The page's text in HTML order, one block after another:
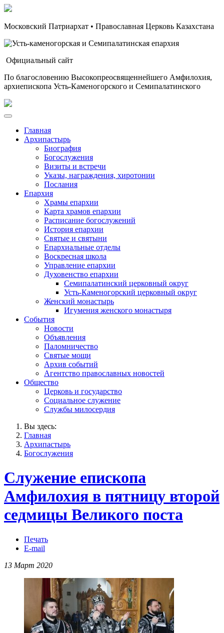
Московский Патриархат • Православная Церковь Казахстана
Официальный сайт
По благословению Высокопреосвященнейшего Амфилохия,
архиепископа Усть-Каменогорского и Семипалатинского
Главная
Архипастырь
Биография
Богослужения
Визиты и встречи
Указы, награждения, хиротонии
Послания
Епархия
Храмы епархии
Карта храмов епархии
Расписание богослужений
История епархии
Святые и святыни
Епархиальные отделы
Воскресная школа
Управление епархии
Духовенство епархии
Семипалатинский церковный округ
Усть-Каменогорский церковный округ
Женский монастырь
Игумения женского монастыря
События
Новости
Объявления
Паломничество
Святые мощи
Архив событий
Агентство православных новостей
Общество
Церковь и государство
Социальное служение
Службы милосердия
Вы здесь:
Главная
Архипастырь
Богослужения
Служение епископа
Амфилохия в пятницу второй
седмицы Великого поста
Печать
E-mail
13 Март 2020